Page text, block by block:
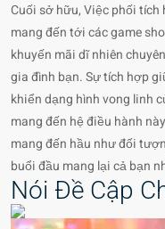
Cuối sở hữu, Việc phối
mang đến tới các game
khuyến mãi dĩ nhiên
gia đình bạn. Sự tích hợp
khiển dạng hình vong linh
mang đến hệ điều hành
mang đến hầu như đối
buổi đầu mang lại cả bạn
Nói Đề Cập